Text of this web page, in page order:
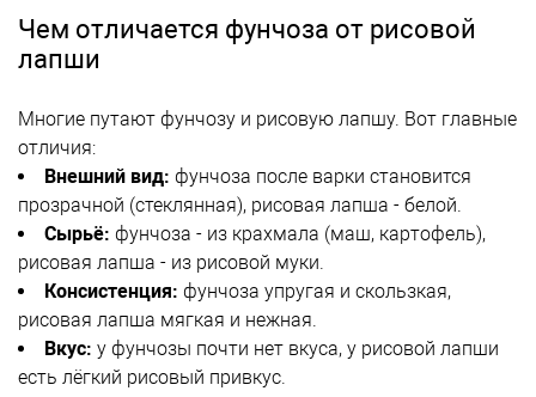
Чем отличается фунчоза от рисовой
лапши
Многие путают фунчозу и рисовую лапшу. Вот главные
отличия:
Внешний вид: фунчоза после варки становится
прозрачной (стеклянная), рисовая лапша - белой.
Сырьё: фунчоза - из крахмала (маш, картофель),
рисовая лапша - из рисовой муки.
Консистенция: фунчоза упругая и скользкая,
рисовая лапша мягкая и нежная.
Вкус: у фунчозы почти нет вкуса, у рисовой лапши
есть лёгкий рисовый привкус.